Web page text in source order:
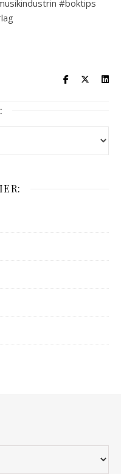
#boktips